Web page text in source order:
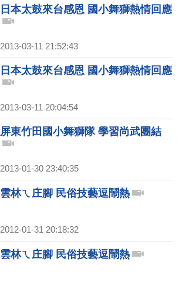
日本太鼓來台感恩 國小舞獅熱情回應
2013-03-11 21:52:43
日本太鼓來台感恩 國小舞獅熱情回應
2013-03-11 20:04:54
屏東竹田國小舞獅隊 學習尚武團結
2013-01-30 23:40:35
雲林ㄟ庄腳 民俗技藝逗鬧熱
2012-01-31 20:18:32
雲林ㄟ庄腳 民俗技藝逗鬧熱